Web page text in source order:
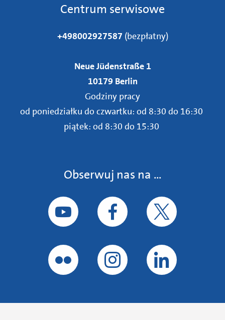
Centrum serwisowe
+498002927587 (bezpłatny)
Neue Jüdenstraße 1
10179 Berlin
Godziny pracy
od poniedziałku do czwartku: od 8:30 do 16:30
piątek: od 8:30 do 15:30
Obserwuj nas na ...
Obserwuj nas na YouTubeObserwuj nas na Facebooku
Obserwuj nas
Obserwuj nas na FlickrObserwuj nas na Instagramie
Śledź nas na